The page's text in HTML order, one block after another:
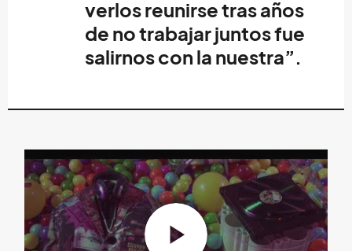
verlos reunirse tras años
de no trabajar juntos fue
salirnos con la nuestra”.